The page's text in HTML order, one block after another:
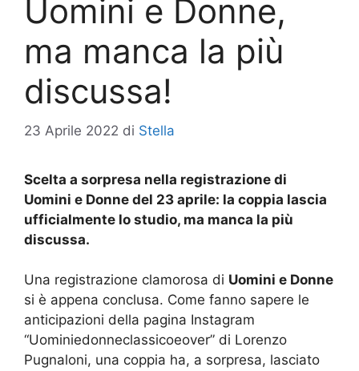
Uomini e Donne,
ma manca la più
discussa!
23 Aprile 2022 di Stella
Scelta a sorpresa nella registrazione di
Uomini e Donne del 23 aprile: la coppia lascia
ufficialmente lo studio, ma manca la più
discussa.
Una registrazione clamorosa di Uomini e Donne
si è appena conclusa. Come fanno sapere le
anticipazioni della pagina Instagram
“Uominiedonneclassicoeover” di Lorenzo
Pugnaloni, una coppia ha, a sorpresa, lasciato